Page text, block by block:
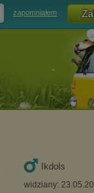
zapomniałem
Ikdols
widziany: